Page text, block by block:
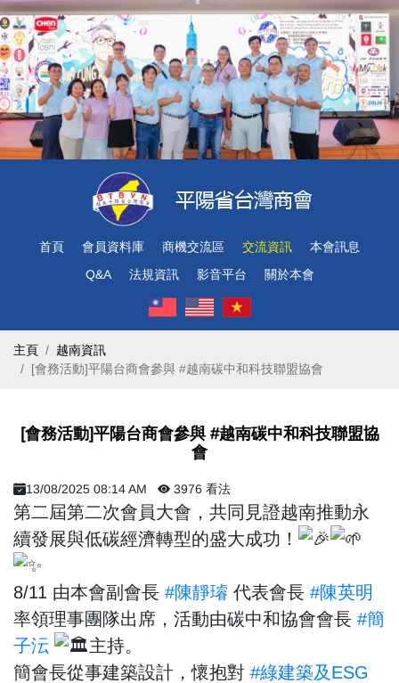
首頁 會員資料庫 商機交流區 交流資訊
本會訊息
Q&A
法規資訊 影音平台 關於本會
主頁
越南資訊
[會務活動]平陽台商會參與 #越南碳中和科技聯盟協會
[會務活動]平陽台商會參與 #越南碳中和科技聯盟協
會
13/08/2025 08:14 AM 3976 看法
第二屆第二次會員大會，共同見證越南推動永
續發展與低碳經濟轉型的盛大成功！
8/11 由本會副會長 #陳靜璿 代表會長 #陳英明
率領理事團隊出席，活動由碳中和協會會長 #簡
子沄
主持。
簡會長從事建築設計，懷抱對 #綠建築及ESG